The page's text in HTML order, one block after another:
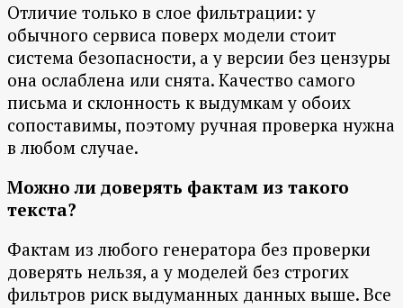
Отличие только в слое фильтрации: у
обычного сервиса поверх модели стоит
система безопасности, а у версии без цензуры
она ослаблена или снята. Качество самого
письма и склонность к выдумкам у обоих
сопоставимы, поэтому ручная проверка нужна
в любом случае.
Можно ли доверять фактам из такого
текста?
Фактам из любого генератора без проверки
доверять нельзя, а у моделей без строгих
фильтров риск выдуманных данных выше. Все